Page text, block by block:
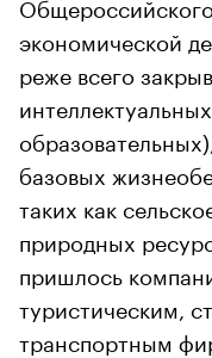
экономической
реже всего
базовых
таких как
природных
пришлось
туристическим,
транспортным